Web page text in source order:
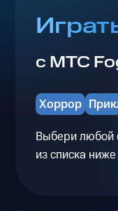
с МТС
Хоррор
Выбери любой
из списка